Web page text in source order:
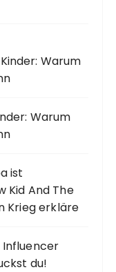
Warum
Warum
ist
Kid And The
Krieg erkläre
Influencer
du!